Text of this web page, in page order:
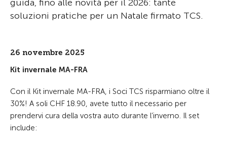
guida, fino alle novità per il 2026: tante
soluzioni pratiche per un Natale firmato TCS.
26 novembre 2025
Kit invernale MA-FRA
Con il Kit invernale MA-FRA, i Soci TCS risparmiano oltre il
30%! A soli CHF 18.90, avete tutto il necessario per
prendervi cura della vostra auto durante l’inverno. Il set
include: